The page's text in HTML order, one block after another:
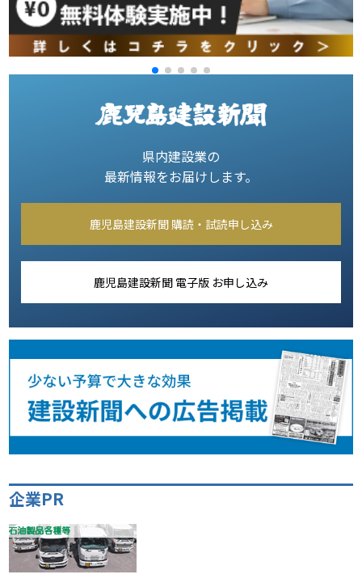
県内建設業の
最新情報をお届けします。
鹿児島建設新聞 購読・試読申し込み
鹿児島建設新聞 電子版 お申し込み
企業PR